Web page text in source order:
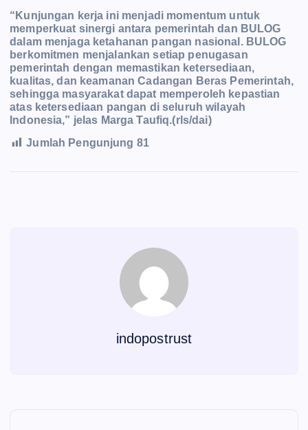
“Kunjungan kerja ini menjadi momentum untuk
memperkuat sinergi antara pemerintah dan BULOG
dalam menjaga ketahanan pangan nasional. BULOG
berkomitmen menjalankan setiap penugasan
pemerintah dengan memastikan ketersediaan,
kualitas, dan keamanan Cadangan Beras Pemerintah,
sehingga masyarakat dapat memperoleh kepastian
atas ketersediaan pangan di seluruh wilayah
Indonesia,” jelas Marga Taufiq.(rls/dai)
Jumlah Pengunjung 81
indopostrust